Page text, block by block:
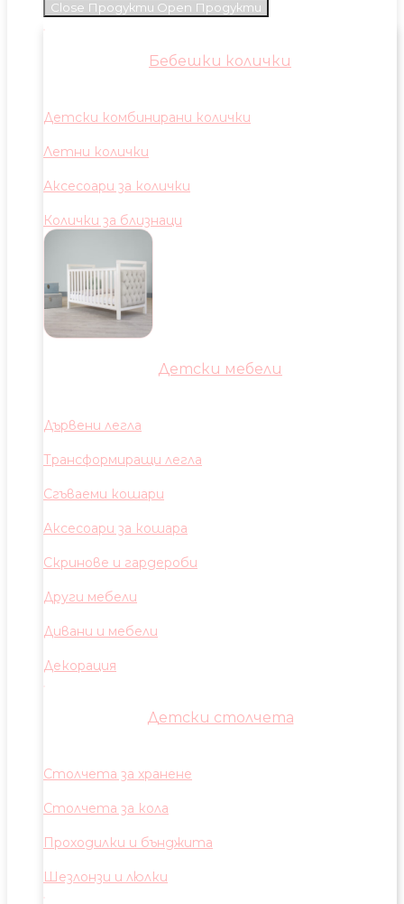
Close Продукти Open Продукти
Бебешки колички
Детски комбинирани колички
Летни колички
Аксесоари за колички
Колички за близнаци
Детски мебели
Дървени легла
Трансформиращи легла
Сгъваеми кошари
Аксесоари за кошара
Скринове и гардероби
Други мебели
Дивани и мебели
Декорация
Детски столчета
Столчета за хранене
Столчета за кола
Проходилки и бънджита
Шезлонзи и люлки